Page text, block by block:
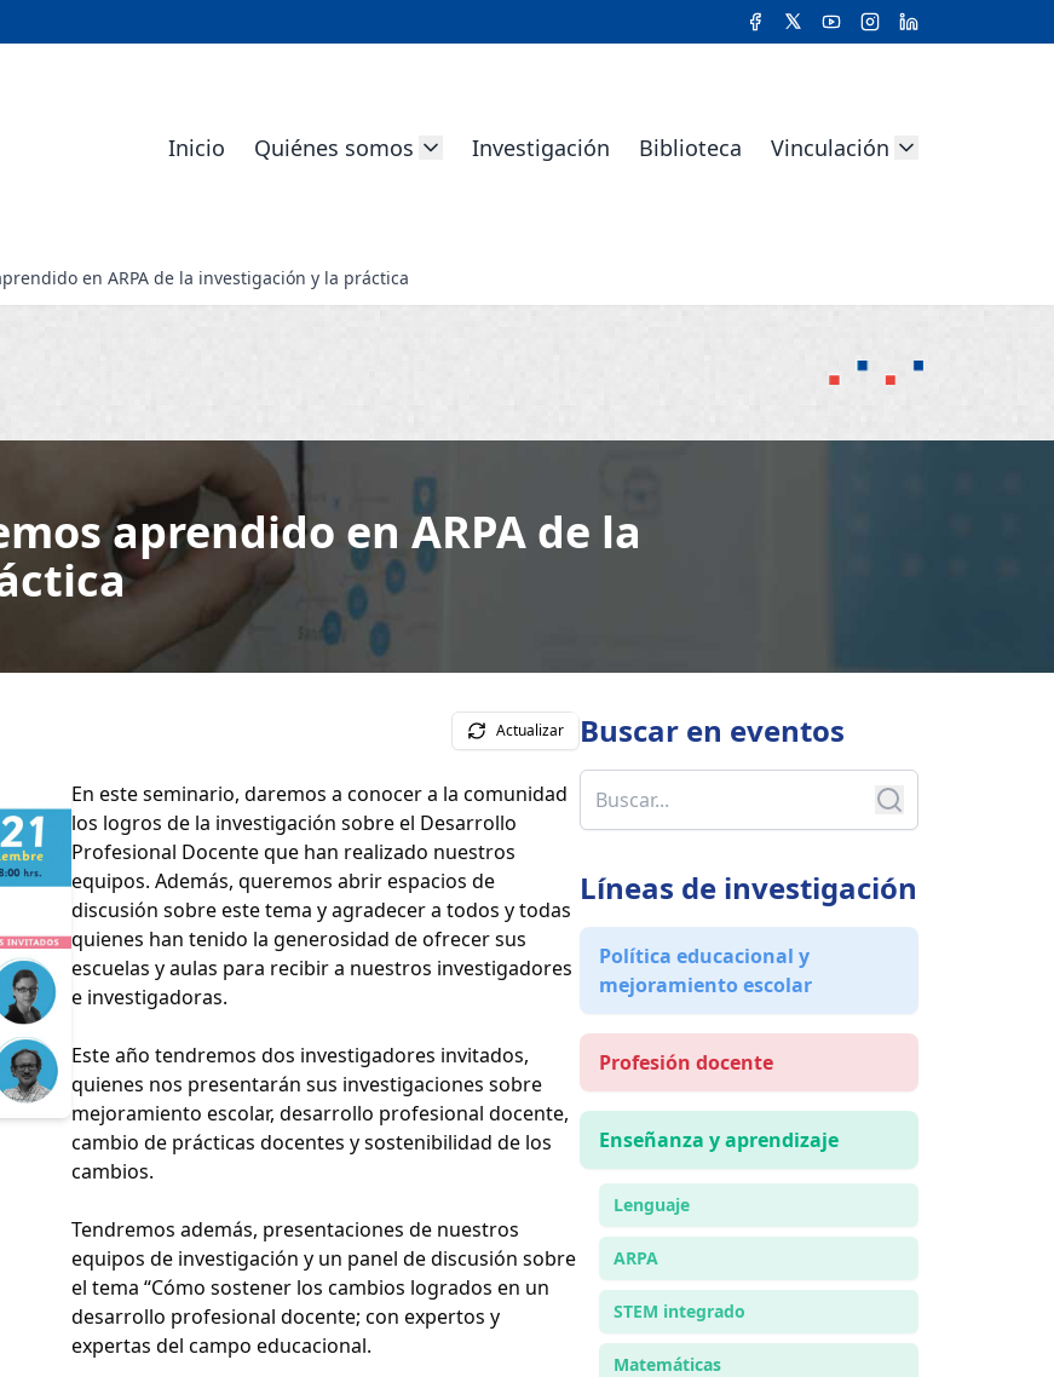
Inicio Quiénes somos Investigación Biblioteca Vinculación
en ARPA de la investigación y la práctica
aprendido en ARPA de la
Actualizar
En este seminario, daremos a conocer a la comunidad
los logros de la investigación sobre el Desarrollo
Profesional Docente que han realizado nuestros
equipos. Además, queremos abrir espacios de
discusión sobre este tema y agradecer a todos y todas
quienes han tenido la generosidad de ofrecer sus
escuelas y aulas para recibir a nuestros investigadores
e investigadoras.
Este año tendremos dos investigadores invitados,
quienes nos presentarán sus investigaciones sobre
mejoramiento escolar, desarrollo profesional docente,
cambio de prácticas docentes y sostenibilidad de los
cambios.
Tendremos además, presentaciones de nuestros
equipos de investigación y un panel de discusión sobre
el tema “Cómo sostener los cambios logrados en un
desarrollo profesional docente; con expertos y
expertas del campo educacional.
Buscar en eventos
Líneas de investigación
Política educacional y
mejoramiento escolar
Profesión docente
Enseñanza y aprendizaje
Lenguaje
ARPA
STEM integrado
Matemáticas